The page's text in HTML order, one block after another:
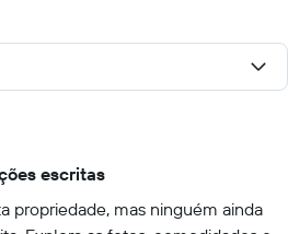
escritas
propriedade, mas ninguém ainda